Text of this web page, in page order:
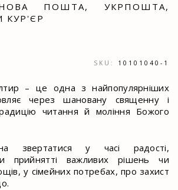
ПОШТА, УКРПОШТА,
КУР'ЄР
SKU: 10101040-1
– це одна з найпопулярніших
через шановану священну і
читання й моління Божого
звертатися у часі радості,
прийнятті важливих рішень чи
у сімейних потребах, про захист